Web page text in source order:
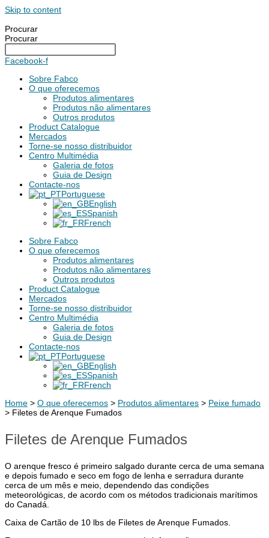
Skip to content
Procurar
Procurar
Facebook-f
Sobre Fabco
O que oferecemos
Produtos alimentares
Produtos não alimentares
Outros produtos
Product Catalogue
Mercados
Torne-se nosso distribuidor
Centro Multimédia
Galeria de fotos
Guia de Design
Contacte-nos
Portuguese
English
Spanish
French
Sobre Fabco
O que oferecemos
Produtos alimentares
Produtos não alimentares
Outros produtos
Product Catalogue
Mercados
Torne-se nosso distribuidor
Centro Multimédia
Galeria de fotos
Guia de Design
Contacte-nos
Portuguese
English
Spanish
French
Home > O que oferecemos > Produtos alimentares > Peixe fumado
> Filetes de Arenque Fumados
Filetes de Arenque Fumados
O arenque fresco é primeiro salgado durante cerca de uma semana
e depois fumado e seco em fogo de lenha e serradura durante
cerca de um mês e meio, dependendo das condições
meteorológicas, de acordo com os métodos tradicionais marítimos
do Canadá.
Caixa de Cartão de 10 lbs de Filetes de Arenque Fumados.